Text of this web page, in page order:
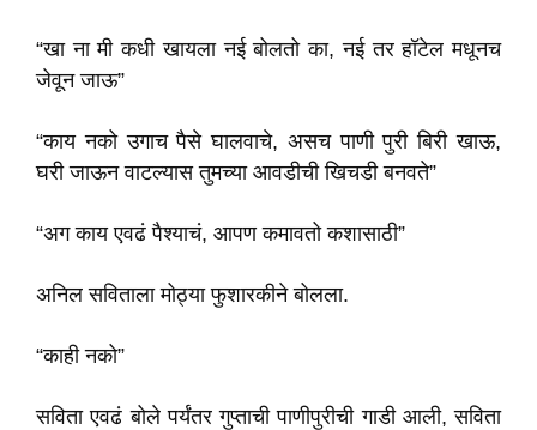
“खा ना मी कधी खायला नई बोलतो का, नई तर हॉटेल मधूनच
जेवून जाऊ”
“काय नको उगाच पैसे घालवाचे, असच पाणी पुरी बिरी खाऊ,
घरी जाऊन वाटल्यास तुमच्या आवडीची खिचडी बनवते”
“अग काय एवढं पैश्याचं, आपण कमावतो कशासाठी”
अनिल सविताला मोठ्या फुशारकीने बोलला.
“काही नको”
सविता एवढं बोले पर्यंतर गुप्ताची पाणीपुरीची गाडी आली, सविता